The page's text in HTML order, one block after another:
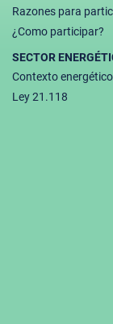
Razones para
¿Como participar?
SECTOR
Contexto
Ley 21.118